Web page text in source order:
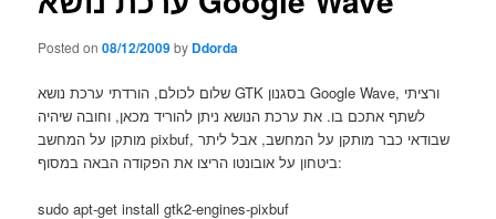
Posted on08/12/2009by Ddorda
שלום לכולם, הורדתי ערכת נושא GTK בסגנון Google Wave, ורציתי
לשתף אתכם בו. את ערכת הנושא ניתן להוריד מכאן, וחובה שיהיה
מותקן על המחשב pixbuf, שבודאי כבר מותקן על המחשב, אבל ליתר
ביטחון על אובונטו הריצו את הפקודה הבאה במסוף:
sudo apt-get install gtk2-engines-pixbuf